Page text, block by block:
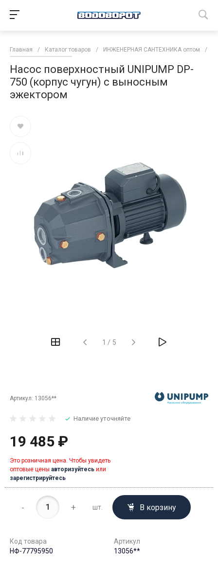
Главная / Каталог товаров / ИНЖЕНЕРНАЯ САНТЕХНИКА оптом /
Насос поверхностный UNIPUMP DP-
750 (корпус чугун) с выносным
эжектором
1 / 5
Артикул: 13056**
Наличие уточняйте
19 485 ₽
Это розничная цена. Чтобы увидеть
оптовые цены авторизуйтесь или
зарегистрируйтесь
- + шт. В корзину
Код товара
НФ-77795950
Артикул
13056**